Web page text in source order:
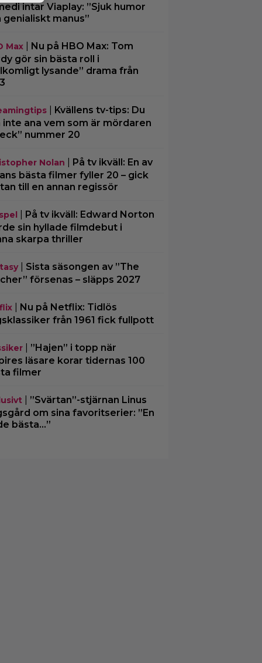
intar Viaplay: ”Sjuk humor
genialiskt manus”
Max| Nu på HBO Max: Tom
gör sin bästa roll i
lysande” drama från
| Kvällens tv-tips: Du
inte ana vem som är mördaren
nummer 20
Nolan
På tv ikväll: En av
bästa filmer fyller 20 – gick
till en annan regissör
På tv ikväll: Edward Norton
sin hyllade filmdebut i
skarpa thriller
| Sista säsongen av ”The
försenas – släpps 2027
| Nu på Netflix: Tidlös
från 1961 fick fullpott
| ”Hajen” i topp när
läsare korar tidernas 100
filmer
”Svärtan”-stjärnan Linus
om sina favoritserier: ”En
bästa…”